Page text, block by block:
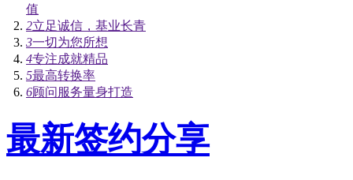
值
2立足诚信，基业长青
3一切为您所想
4专注成就精品
5最高转换率
6顾问服务量身打造
最新签约分享